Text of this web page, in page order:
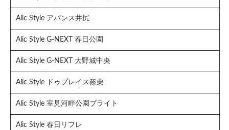
Alic Style アバンス井尻
Alic Style G-NEXT 春日公園
Alic Style G-NEXT 大野城中央
Alic Style ドゥプレイス篠栗
Alic Style 室見河畔公園ブライト
Alic Style 春日リフレ